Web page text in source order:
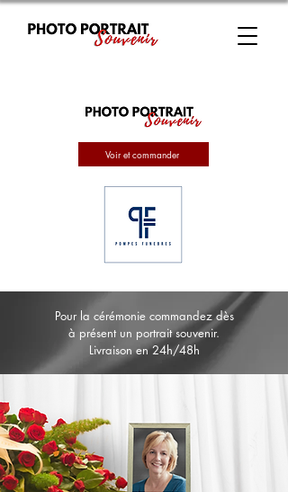
Voir et commander
Pour la cérémonie commandez dès
à présent un portrait souvenir.
Livraison en 24h/48h